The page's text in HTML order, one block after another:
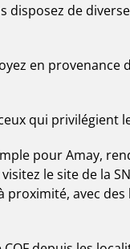
disposez de
en provenance
qui privilégient
pour Amay,
le site de la
proximité, avec